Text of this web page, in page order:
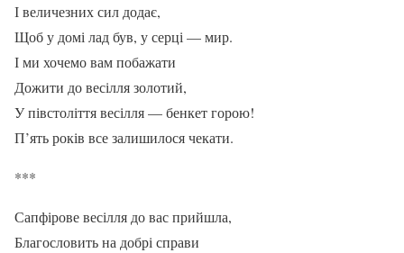
І величезних сил додає,
Щоб у домі лад був, у серці — мир.
І ми хочемо вам побажати
Дожити до весілля золотий,
У півстоліття весілля — бенкет горою!
П’ять років все залишилося чекати.
***
Сапфірове весілля до вас прийшла,
Благословить на добрі справи